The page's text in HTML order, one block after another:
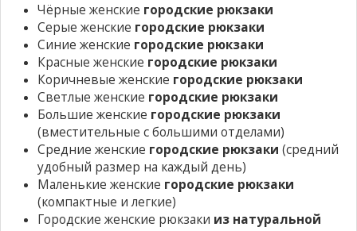
Чёрные женские городские рюкзаки
Серые женские городские рюкзаки
Синие женские городские рюкзаки
Красные женские городские рюкзаки
Коричневые женские городские рюкзаки
Светлые женские городские рюкзаки
Большие женские городские рюкзаки
(вместительные с большими отделами)
Средние женские городские рюкзаки (средний
удобный размер на каждый день)
Маленькие женские городские рюкзаки
(компактные и легкие)
Городские женские рюкзаки из натуральной